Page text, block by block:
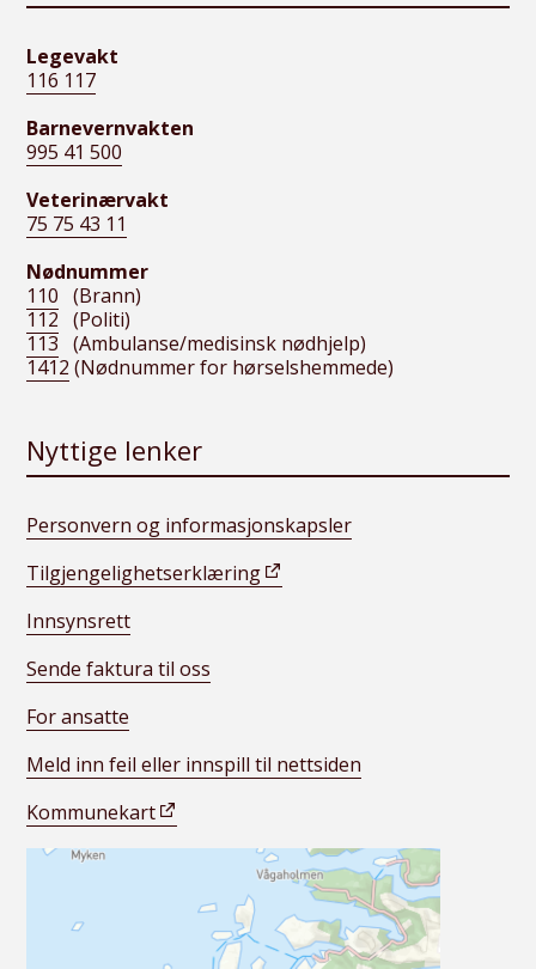
Legevakt
116 117
Barnevernvakten
995 41 500
Veterinærvakt
75 75 43 11
Nødnummer
110 (Brann)
112 (Politi)
113 (Ambulanse/medisinsk nødhjelp)
1412 (Nødnummer for hørselshemmede)
Nyttige lenker
Personvern og informasjonskapsler
Tilgjengelighetserklæring
Innsynsrett
Sende faktura til oss
For ansatte
Meld inn feil eller innspill til nettsiden
Kommunekart